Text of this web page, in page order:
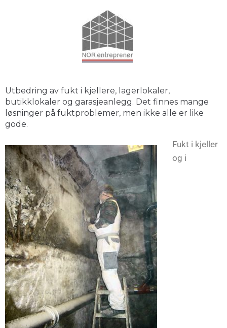
Utbedring av fukt i kjellere, lagerlokaler,
butikklokaler og garasjeanlegg. Det finnes mange
løsninger på fuktproblemer, men ikke alle er like
gode.
Fukt i kjeller
og i